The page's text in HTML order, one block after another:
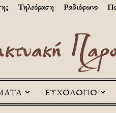
Τηλεόραση Ραδιόφωνο
Askitikon
ΕΥΧΟΛΟΓΙΟ